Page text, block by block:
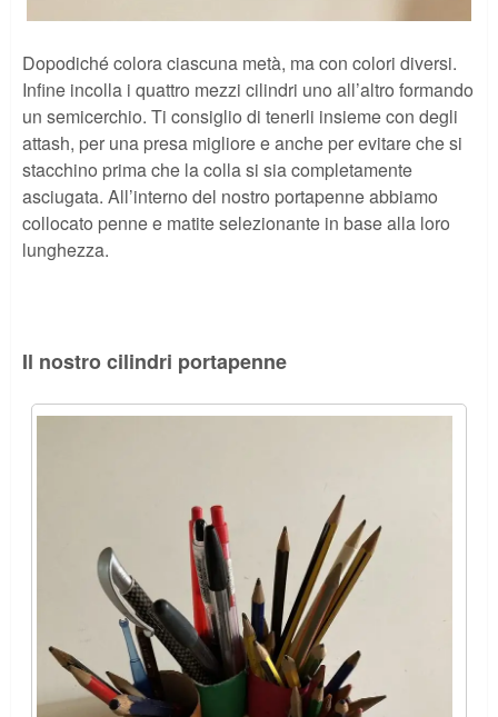
Dopodiché colora ciascuna metà, ma con colori diversi.
Infine incolla i quattro mezzi cilindri uno all’altro formando
un semicerchio. Ti consiglio di tenerli insieme con degli
attash, per una presa migliore e anche per evitare che si
stacchino prima che la colla si sia completamente
asciugata. All’interno del nostro portapenne abbiamo
collocato penne e matite selezionante in base alla loro
lunghezza.
Il nostro cilindri portapenne